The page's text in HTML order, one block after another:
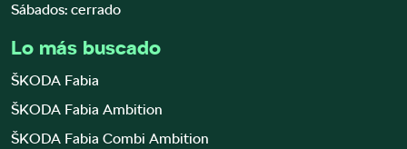
Sábados: cerrado
Lo más buscado
ŠKODA Fabia
ŠKODA Fabia Ambition
ŠKODA Fabia Combi Ambition